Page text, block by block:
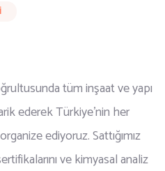
tüm inşaat ve yapı
ederek Türkiye’nin her
ediyoruz. Sattığımız
ve kimyasal analiz